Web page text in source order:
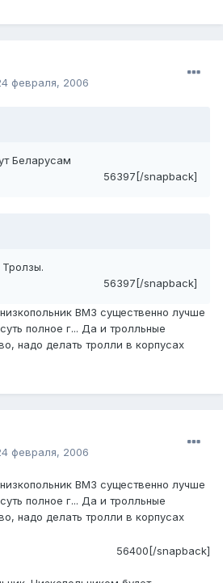
февраля, 2006
Беларусам
56397[/snapback]
56397[/snapback]
ВМЗ существенно лучше
полное г... Да и тролльные
надо делать тролли в корпусах
февраля, 2006
ВМЗ существенно лучше
полное г... Да и тролльные
надо делать тролли в корпусах
56400[/snapback]